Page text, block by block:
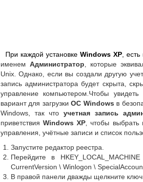
При каждой установке Windows XP, есть
именем Администратор , которые
Unix. Однако, если вы создали другую
запись администратора будет скрыта,
управление компьютером.Чтобы
вариант для загрузкиОС Windows в
Windows, так что учетная запись
приветствия Windows XP , чтобы
управления, учётные записи и список
Запустите редактор реестра.
Перейдите в
CurrentVersion \ Winlogon \
В правой панели дважды щелкните ключ